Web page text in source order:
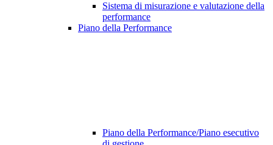
Sistema di misurazione e valutazione della
performance
Piano della Performance
Piano della Performance/Piano esecutivo